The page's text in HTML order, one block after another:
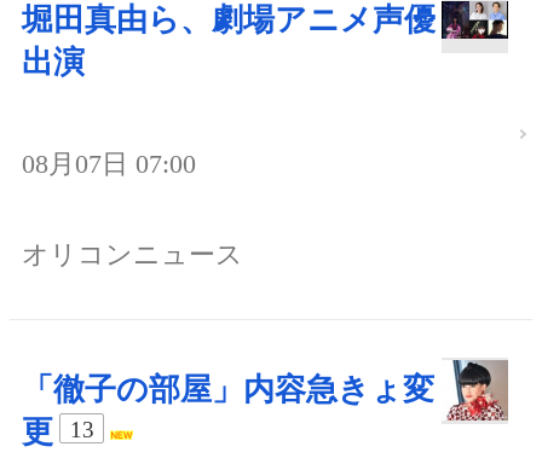
堀田真由ら、劇場アニメ声優
出演
08月07日 07:00
オリコンニュース
「徹子の部屋」内容急きょ変
更
13